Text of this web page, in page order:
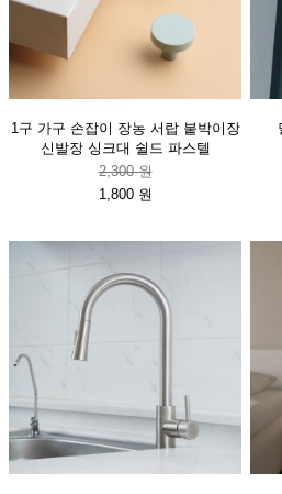
1구 가구 손잡이 장농 서랍 붙박이장
신발장 싱크대 쉴드 파스텔
2,300 원
1,800 원